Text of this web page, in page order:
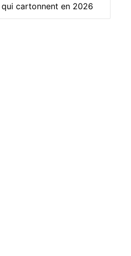
cartonnent en 2026